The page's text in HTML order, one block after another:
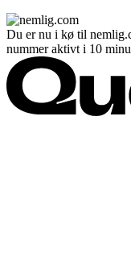
Du er nu i kø til
nummer aktivt i 10